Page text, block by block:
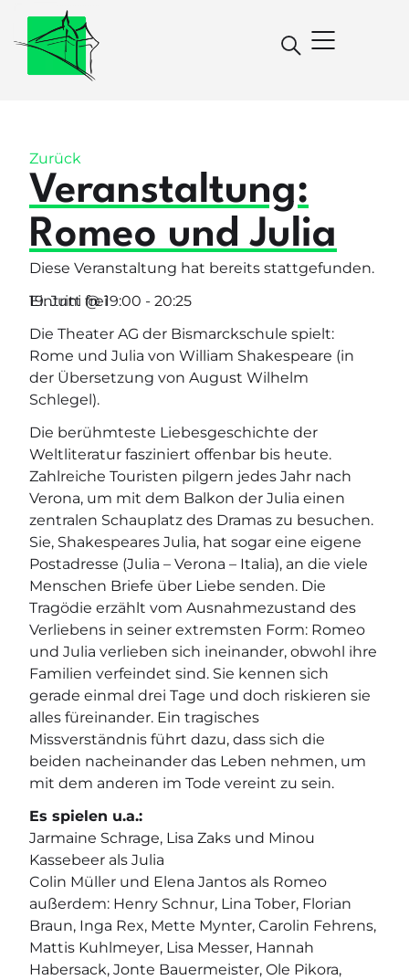
Zurück
Veranstaltung:
Romeo und Julia
Diese Veranstaltung hat bereits stattgefunden.
19. Juni @19:00 - 20:25
Eintritt frei
Die Theater AG der Bismarckschule spielt:
Rome und Julia von William Shakespeare (in
der Übersetzung von August Wilhelm
Schlegel).
Die berühmteste Liebesgeschichte der
Weltliteratur fasziniert offenbar bis heute.
Zahlreiche Touristen pilgern jedes Jahr nach
Verona, um mit dem Balkon der Julia einen
zentralen Schauplatz des Dramas zu besuchen.
Sie, Shakespeares Julia, hat sogar eine eigene
Postadresse (Julia – Verona – Italia), an die viele
Menschen Briefe über Liebe senden. Die
Tragödie erzählt vom Ausnahmezustand des
Verliebens in seiner extremsten Form: Romeo
und Julia verlieben sich ineinander, obwohl ihre
Familien verfeindet sind. Sie kennen sich
gerade einmal drei Tage und doch riskieren sie
alles füreinander. Ein tragisches
Missverständnis führt dazu, dass sich die
beiden nacheinander das Leben nehmen, um
mit dem anderen im Tode vereint zu sein.
Es spielen u.a.:
Jarmaine Schrage, Lisa Zaks und Minou
Kassebeer als Julia
Colin Müller und Elena Jantos als Romeo
außerdem: Henry Schnur, Lina Tober, Florian
Braun, Inga Rex, Mette Mynter, Carolin Fehrens,
Mattis Kuhlmeyer, Lisa Messer, Hannah
Habersack, Jonte Bauermeister, Ole Pikora,